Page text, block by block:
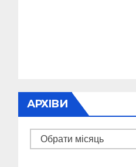
АРХІВИ
Архіви